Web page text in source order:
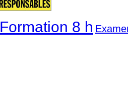
Formation 8 h